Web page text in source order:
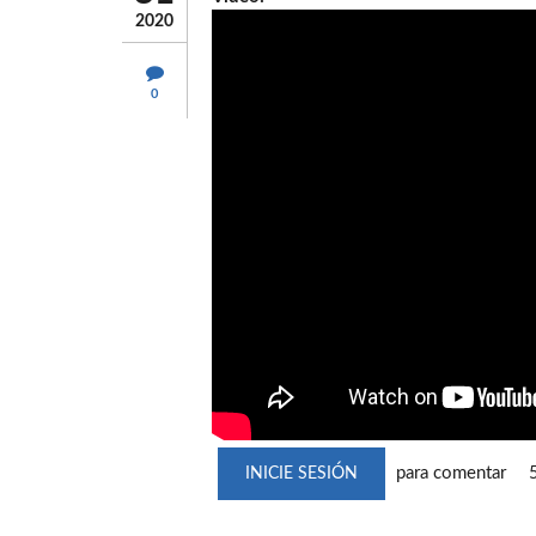
2020
0
INICIE SESIÓN para comentar